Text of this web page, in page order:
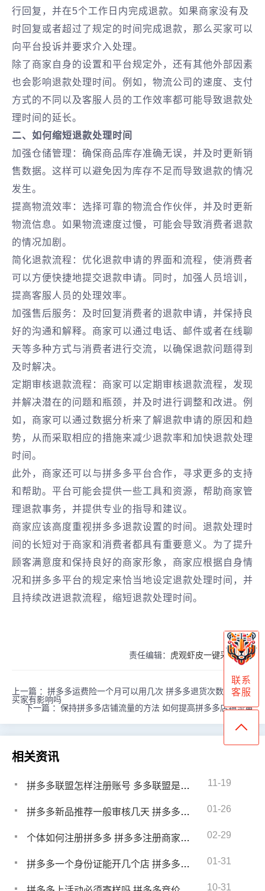
行回复，并在5个工作日内完成退款。如果商家没有及
时回复或者超过了规定的时间完成退款，那么买家可以
向平台投诉并要求介入处理。
除了商家自身的设置和平台规定外，还有其他外部因素
也会影响退款处理时间。例如，物流公司的速度、支付
方式的不同以及客服人员的工作效率都可能导致退款处
理时间的延长。
二、如何缩短退款处理时间
加强仓储管理：确保商品库存准确无误，并及时更新销
售数据。这样可以避免因为库存不足而导致退款的情况
发生。
提高物流效率：选择可靠的物流合作伙伴，并及时更新
物流信息。如果物流速度过慢，可能会导致消费者退款
的情况加剧。
简化退款流程：优化退款申请的界面和流程，使消费者
可以方便快捷地提交退款申请。同时，加强人员培训，
提高客服人员的处理效率。
加强售后服务：及时回复消费者的退款申请，并保持良
好的沟通和解释。商家可以通过电话、邮件或者在线聊
天等多种方式与消费者进行交流，以确保退款问题得到
及时解决。
定期审核退款流程：商家可以定期审核退款流程，发现
并解决潜在的问题和瓶颈，并及时进行调整和改进。例
如，商家可以通过数据分析来了解退款申请的原因和趋
势，从而采取相应的措施来减少退款率和加快退款处理
时间。
此外，商家还可以与拼多多平台合作，寻求更多的支持
和帮助。平台可能会提供一些工具和资源，帮助商家管
理退款事务，并提供专业的指导和建议。
商家应该高度重视拼多多退款设置的时间。退款处理时
间的长短对于商家和消费者都具有重要意义。为了提升
顾客满意度和保持良好的商家形象，商家应根据自身情
况和拼多多平台的规定来恰当地设定退款处理时间，并
且持续改进退款流程，缩短退款处理时间。
责任编辑： 虎观虾皮一键采购官网
上一篇 ： 拼多多运费险一个月可以用几次 拼多多退货次数多了对
买家有影响吗
下一篇 ： 保持拼多多店铺流量的方法 如何提高拼多多店铺流量
相关资讯
拼多多联盟怎样注册账号 多多联盟是怎样的一个流程 11-19
拼多多新品推荐一般审核几天 拼多多新品引荐怎么报名 01-26
个体如何注册拼多多 拼多多注册商家流程 02-29
拼多多一个身份证能开几个店 拼多多如何运营店铺 01-31
10-31
联系
客服